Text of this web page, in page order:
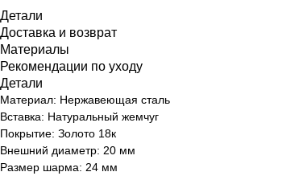
Детали
Доставка и возврат
Материалы
Рекомендации по уходу
Детали
Материал: Нержавеющая сталь
Вставка: Натуральный жемчуг
Покрытие: Золото 18к
Внешний диаметр: 20 мм
Размер шарма: 24 мм